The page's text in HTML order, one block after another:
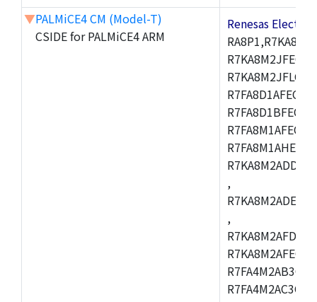
▼PALMiCE4 CM (Model-T)
CSIDE for PALMiCE4 ARM
Renesas
,
,